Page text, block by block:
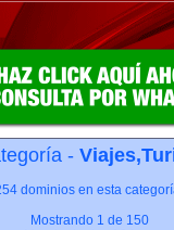
-
dominios en esta
Mostrando 1 de 150